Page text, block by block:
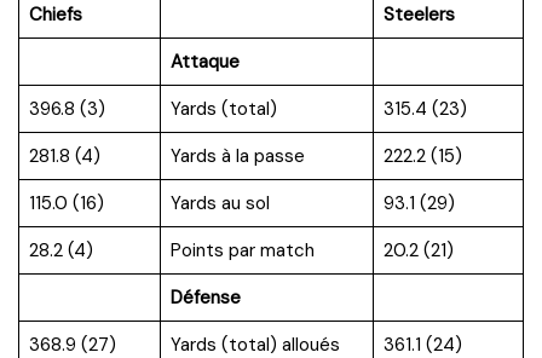
Chiefs
Steelers
Attaque
396.8 (3)
Yards (total)
315.4 (23)
281.8 (4)
Yards à la passe
222.2 (15)
115.0 (16)
Yards au sol
93.1 (29)
28.2 (4)
Points par match
20.2 (21)
Défense
368.9 (27)
Yards (total) alloués 361.1 (24)